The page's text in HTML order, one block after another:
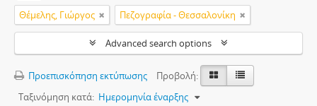
Θέμελης, Γιώργος Πεζογραφία - Θεσσαλονίκη
Advanced search options
Προεπισκόπηση εκτύπωσης
Προβολή:
Ταξινόμηση κατά: Ημερομηνία έναρξης